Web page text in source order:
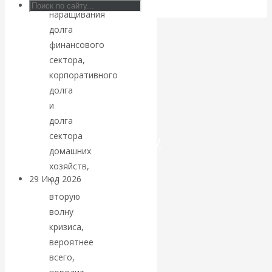
Искусственный
интеллект —
революционный
переход к
посткапитализму
29 Июл 2026
финансовая олигархия
Валентин
Катасонов.
наращивания
долга
финансового
сектора,
корпоративного
долга
и
долга
сектора
домашних
хозяйств,
то
вторую
волну
кризиса,
вероятнее
всего,